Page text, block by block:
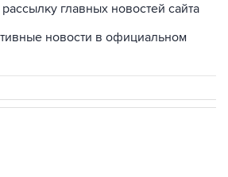
главных новостей сайта
новости в официальном